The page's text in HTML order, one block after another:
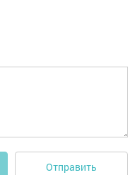
Отправить